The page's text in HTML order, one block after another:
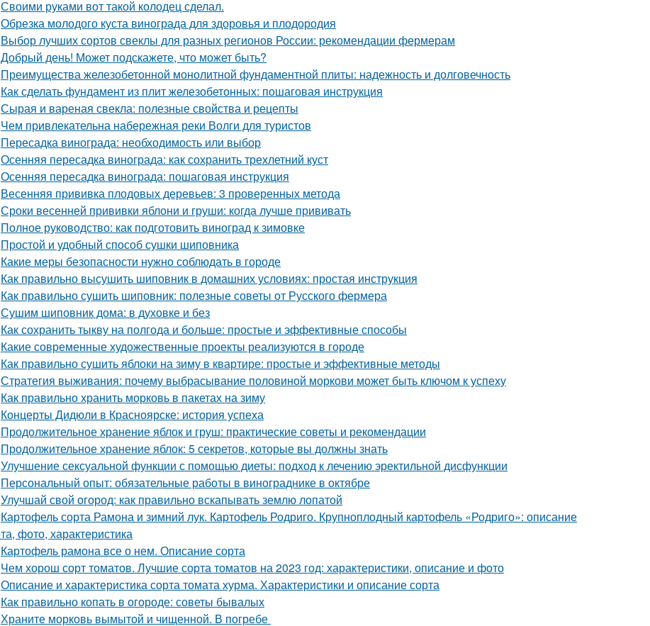
Своими руками вот такой колодец сделал.
Обрезка молодого куста винограда для здоровья и плодородия
Выбор лучших сортов свеклы для разных регионов России: рекомендации фермерам
Добрый день! Может подскажете, что может быть?
Преимущества железобетонной монолитной фундаментной плиты: надежность и долговечность
Как сделать фундамент из плит железобетонных: пошаговая инструкция
Сырая и вареная свекла: полезные свойства и рецепты
Чем привлекательна набережная реки Волги для туристов
Пересадка винограда: необходимость или выбор
Осенняя пересадка винограда: как сохранить трехлетний куст
Осенняя пересадка винограда: пошаговая инструкция
Весенняя прививка плодовых деревьев: 3 проверенных метода
Сроки весенней прививки яблони и груши: когда лучше прививать
Полное руководство: как подготовить виноград к зимовке
Простой и удобный способ сушки шиповника
Какие меры безопасности нужно соблюдать в городе
Как правильно высушить шиповник в домашних условиях: простая инструкция
Как правильно сушить шиповник: полезные советы от Русского фермера
Сушим шиповник дома: в духовке и без
Как сохранить тыкву на полгода и больше: простые и эффективные способы
Какие современные художественные проекты реализуются в городе
Как правильно сушить яблоки на зиму в квартире: простые и эффективные методы
Стратегия выживания: почему выбрасывание половиной моркови может быть ключом к успеху
Как правильно хранить морковь в пакетах на зиму
Концерты Дидюли в Красноярске: история успеха
Продолжительное хранение яблок и груш: практические советы и рекомендации
Продолжительное хранение яблок: 5 секретов, которые вы должны знать
Улучшение сексуальной функции с помощью диеты: подход к лечению эректильной дисфункции
Персональный опыт: обязательные работы в винограднике в октябре
Улучшай свой огород: как правильно вскапывать землю лопатой
Картофель сорта Рамона и зимний лук. Картофель Родриго. Крупноплодный картофель «Родриго»: описание
фото, характеристика
Картофель рамона все о нем. Описание сорта
Чем хорош сорт томатов. Лучшие сорта томатов на 2023 год: характеристики, описание и фото
Описание и характеристика сорта томата хурма. Характеристики и описание сорта
Как правильно копать в огороде: советы бывалых
Храните морковь вымытой и чищенной. В погребе